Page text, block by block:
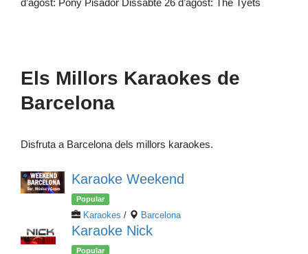
d’agost: Pony Pisador Dissabte 26 d’agost: The Tyets
Els Millors Karaokes de
Barcelona
Disfruta a Barcelona dels millors karaokes.
Karaoke Weekend
Popular
Karaokes / Barcelona
Karaoke Nick
Popular